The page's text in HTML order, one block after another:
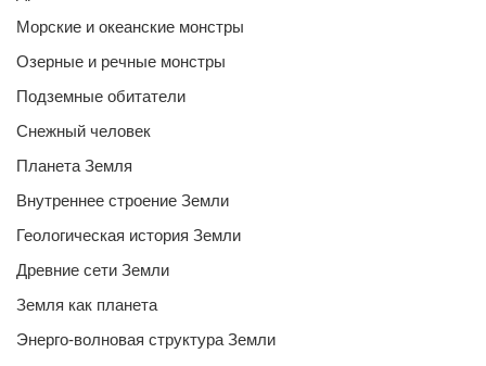
Морские и океанские монстры
Озерные и речные монстры
Подземные обитатели
Снежный человек
Планета Земля
Внутреннее строение Земли
Геологическая история Земли
Древние сети Земли
Земля как планета
Энерго-волновая структура Земли